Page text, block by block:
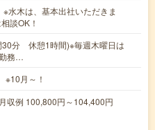
水木は、基本出社いただきま
談OK！
30分 休憩1時間)※毎週木曜日は
務…
月～！
例 100,800円～104,400円